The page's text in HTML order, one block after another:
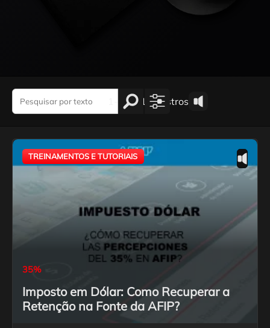
1-1 de 1 registros
TREINAMENTOS E TUTORIAIS
35%
Imposto em Dólar: Como Recuperar a
Retenção na Fonte da AFIP?